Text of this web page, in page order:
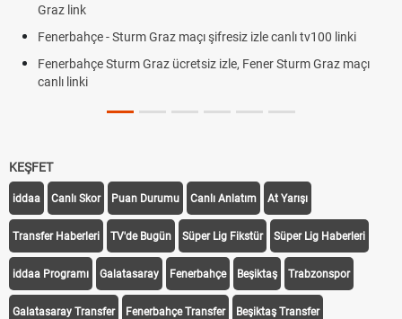
Graz link
Fenerbahçe - Sturm Graz maçı şifresiz izle canlı tv100 linki
Fenerbahçe Sturm Graz ücretsiz izle, Fener Sturm Graz maçı
canlı linki
KEŞFET
iddaa Canlı Skor Puan Durumu Canlı Anlatım At Yarışı
Transfer Haberleri TV'de Bugün Süper Lig Fikstür Süper Lig Haberleri
iddaa Programı Galatasaray Fenerbahçe Beşiktaş Trabzonspor
Galatasaray Transfer Fenerbahçe Transfer Beşiktaş Transfer